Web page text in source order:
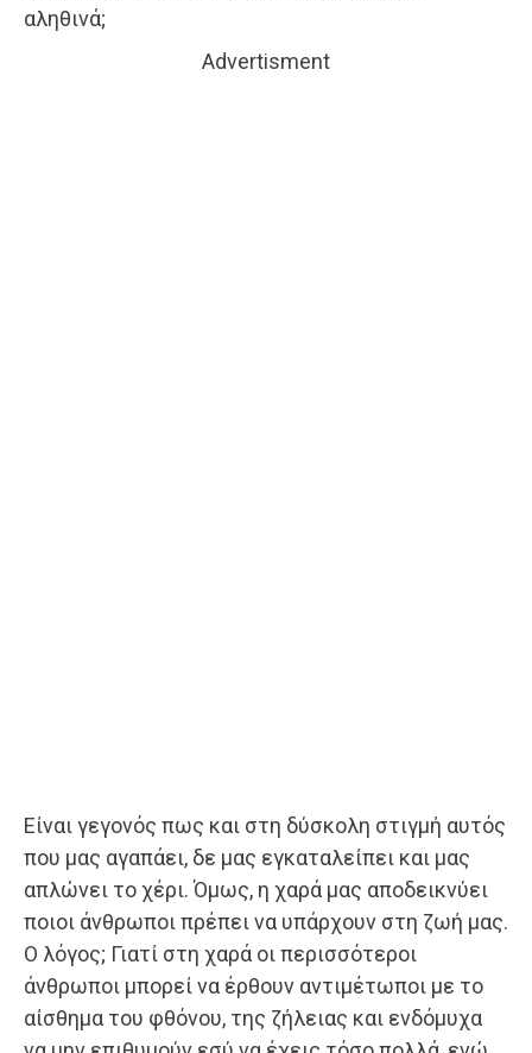
αληθινά;
Advertisment
Είναι γεγονός πως και στη δύσκολη στιγμή αυτός
που μας αγαπάει, δε μας εγκαταλείπει και μας
απλώνει το χέρι. Όμως, η χαρά μας αποδεικνύει
ποιοι άνθρωποι πρέπει να υπάρχουν στη ζωή μας.
Ο λόγος; Γιατί στη χαρά οι περισσότεροι
άνθρωποι μπορεί να έρθουν αντιμέτωποι με το
αίσθημα του φθόνου, της ζήλειας και ενδόμυχα